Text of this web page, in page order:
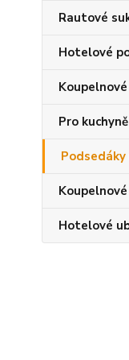
Rautové
Hotelové
Pro kuchyně
Hotelové